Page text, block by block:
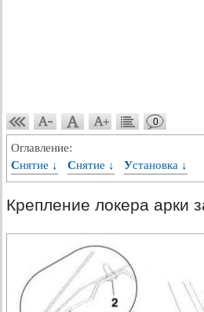
0
Оглавление:
Снятие ↓
Снятие ↓ Установка ↓
Крепление локера арки